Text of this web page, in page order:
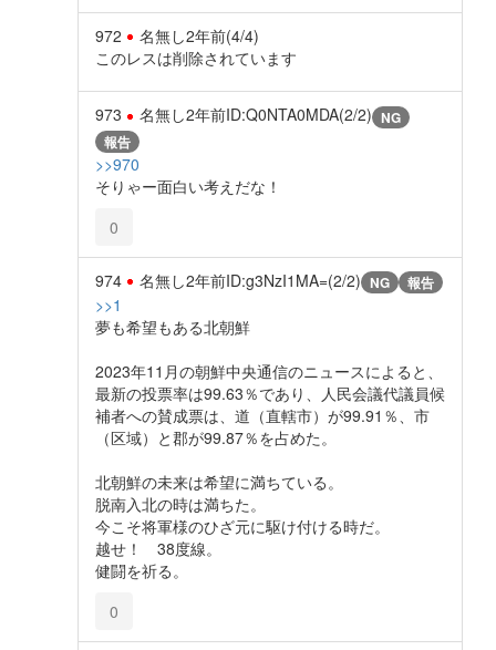
972 名無し2年前(4/4)
このレスは削除されています
973 名無し2年前ID:Q0NTA0MDA(2/2) NG
報告
>>970
そりゃー面白い考えだな！
0
974 名無し2年前ID:g3NzI1MA=(2/2) NG 報告
>>1
夢も希望もある北朝鮮
2023年11月の朝鮮中央通信のニュースによると、
最新の投票率は99.63％であり、人民会議代議員候
補者への賛成票は、道（直轄市）が99.91％、市
（区域）と郡が99.87％を占めた。
北朝鮮の未来は希望に満ちている。
脱南入北の時は満ちた。
今こそ将軍様のひざ元に駆け付ける時だ。
越せ！ 38度線。
健闘を祈る。
0